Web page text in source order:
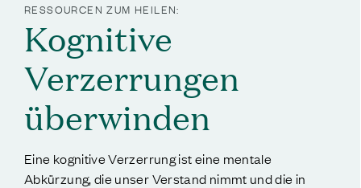
RESSOURCEN ZUM HEILEN:
Kognitive
Verzerrungen
überwinden
Eine kognitive Verzerrung ist eine mentale
Abkürzung, die unser Verstand nimmt und die in